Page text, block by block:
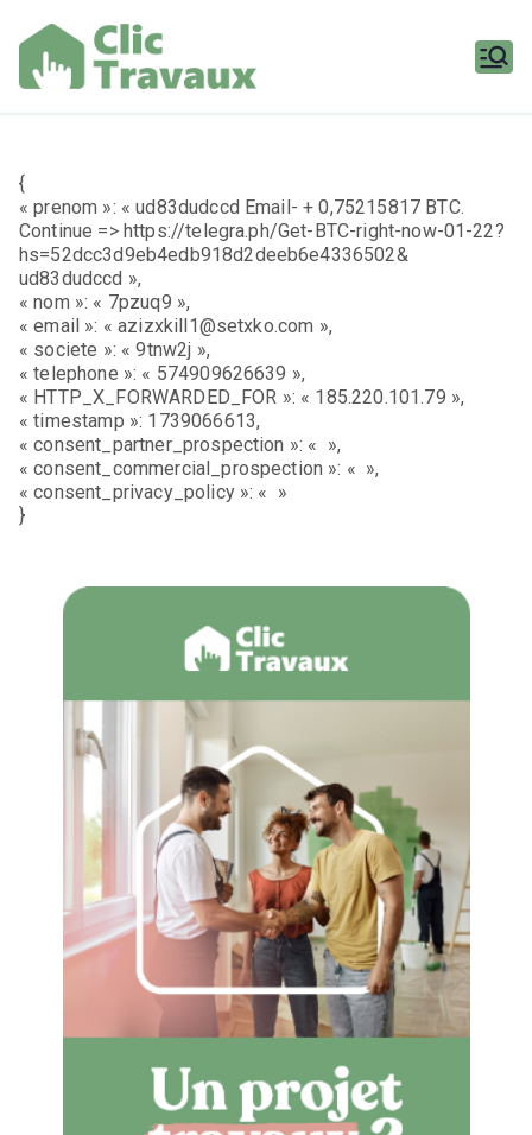
contenu
{
« prenom »: « ud83dudccd Email- + 0,75215817 BTC.
Continue => https://telegra.ph/Get-BTC-right-now-01-22?
hs=52dcc3d9eb4edb918d2deeb6e4336502&
ud83dudccd »,
« nom »: « 7pzuq9 »,
« email »: « azizxkill1@setxko.com »,
« societe »: « 9tnw2j »,
« telephone »: « 574909626639 »,
« HTTP_X_FORWARDED_FOR »: « 185.220.101.79 »,
« timestamp »: 1739066613,
« consent_partner_prospection »: « »,
« consent_commercial_prospection »: « »,
« consent_privacy_policy »: « »
}